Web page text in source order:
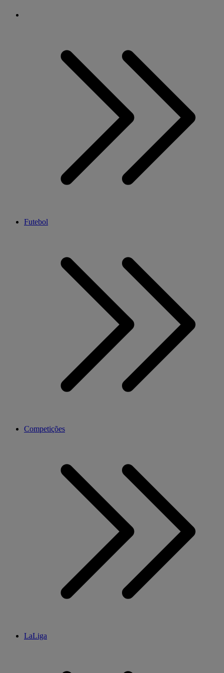
Futebol
Competições
LaLiga